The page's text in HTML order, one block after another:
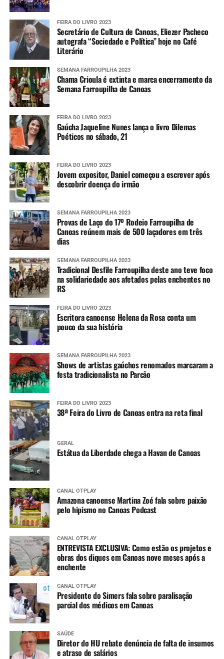
FEIRA DO LIVRO 2023
Secretário de Cultura de Canoas, Eliezer Pacheco
autografa “Sociedade e Política” hoje no Café
Literário
SEMANA FARROUPILHA 2023
Chama Crioula é extinta e marca encerramento da
Semana Farroupilha de Canoas
FEIRA DO LIVRO 2023
Gaúcha Jaqueline Nunes lança o livro Dilemas
Poéticos no sábado, 21
FEIRA DO LIVRO 2023
Jovem expositor, Daniel começou a escrever após
descobrir doença do irmão
SEMANA FARROUPILHA 2023
Provas de Laço do 17º Rodeio Farroupilha de
Canoas reúnem mais de 500 laçadores em três
dias
SEMANA FARROUPILHA 2023
Tradicional Desfile Farroupilha deste ano teve foco
na solidariedade aos afetados pelas enchentes no
RS
FEIRA DO LIVRO 2023
Escritora canoense Helena da Rosa conta um
pouco da sua história
SEMANA FARROUPILHA 2023
Shows de artistas gaúchos renomados marcaram a
festa tradicionalista no Parcão
FEIRA DO LIVRO 2023
38ª Feira do Livro de Canoas entra na reta final
GERAL
Estátua da Liberdade chega a Havan de Canoas
CANAL OTPLAY
Amazona canoense Martina Zoé fala sobre paixão
pelo hipismo no Canoas Podcast
CANAL OTPLAY
ENTREVISTA EXCLUSIVA: Como estão os projetos e
obras dos diques em Canoas nove meses após a
enchente
CANAL OTPLAY
Presidente do Simers fala sobre paralisação
parcial dos médicos em Canoas
SAÚDE
Diretor do HU rebate denúncia de falta de insumos
e atraso de salários